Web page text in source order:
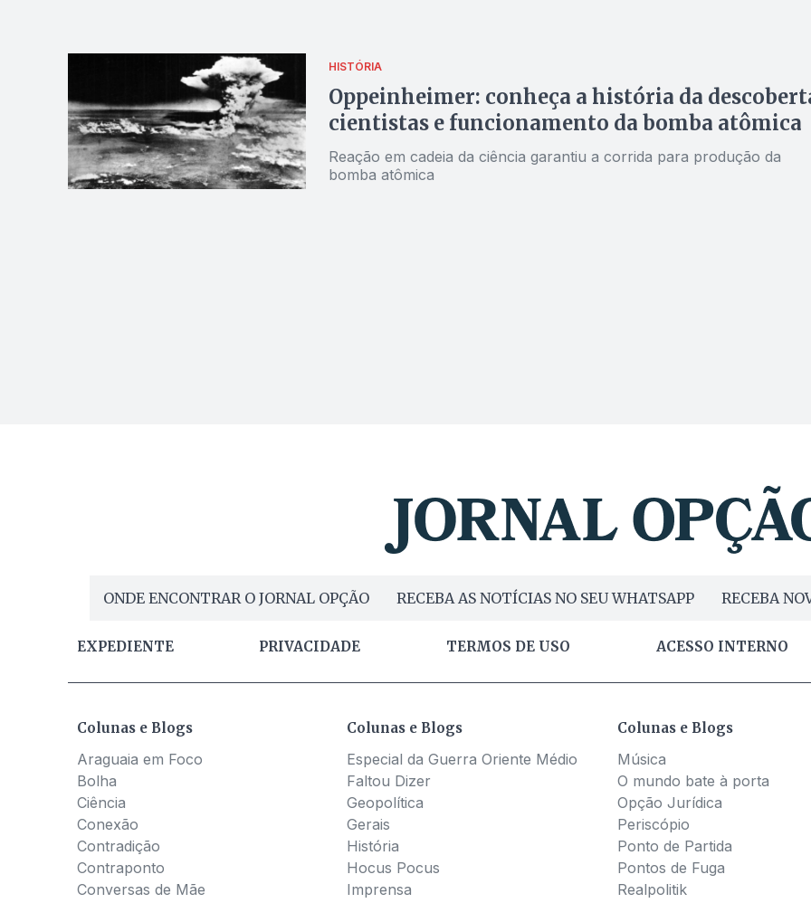
HISTÓRIA
Oppeinheimer: conheça a história da
cientistas e funcionamento da bomba atômica
Reação em cadeia da ciência garantiu a corrida para produção da
bomba atômica
ONDE ENCONTRAR O JORNAL OPÇÃO RECEBA AS NOTÍCIAS NO SEU WHATSAPP RECEBA
EXPEDIENTE PRIVACIDADE TERMOS DE USO ACESSO INTERNO
Colunas e Blogs
Araguaia em Foco
Bolha
Ciência
Conexão
Contradição
Contraponto
Conversas de Mãe
Colunas e Blogs
Especial da Guerra Oriente Médio
Faltou Dizer
Geopolítica
Gerais
História
Hocus Pocus
Imprensa
Colunas e Blogs
Música
O mundo bate à porta
Opção Jurídica
Periscópio
Ponto de Partida
Pontos de Fuga
Realpolitik